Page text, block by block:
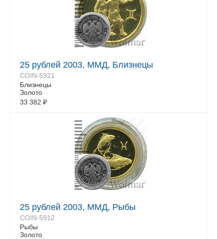
25 рублей 2003, ММД, Близнецы
COIN-5921
Близнецы
Золото
33 382 ₽
25 рублей 2003, ММД, Рыбы
COIN-5912
Рыбы
Золото